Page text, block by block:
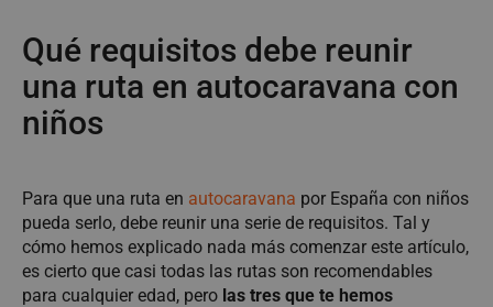
Qué requisitos debe reunir
una ruta en autocaravana con
niños
Para que una ruta en autocaravana por España con niños
pueda serlo, debe reunir una serie de requisitos. Tal y
cómo hemos explicado nada más comenzar este artículo,
es cierto que casi todas las rutas son recomendables
para cualquier edad, pero las tres que te hemos